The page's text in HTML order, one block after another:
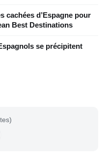
cachées d’Espagne pour
Best Destinations
se précipitent